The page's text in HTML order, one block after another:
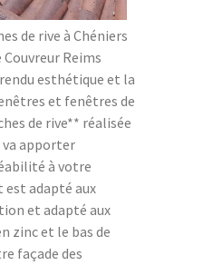
de rive à Chéniers
Reims
esthétique et la
et fenêtres de
de rive** réalisée
va apporter
à votre
est adapté aux
et adapté aux
zinc et le bas de
façade des